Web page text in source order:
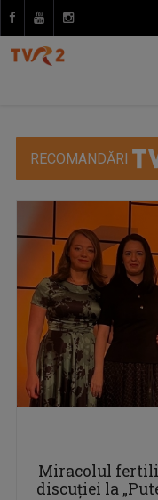
RECOMANDĂRI
Miracolul
discuţiei la